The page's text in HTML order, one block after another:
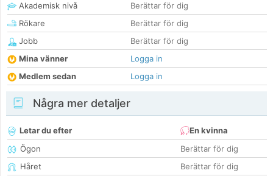
Akademisk nivå
Berättar för dig
Rökare
Berättar för dig
Jobb
Berättar för dig
Mina vänner
Logga in
Medlem sedan
Logga in
Några mer detaljer
Letar du efter
En kvinna
Ögon
Berättar för dig
Håret
Berättar för dig